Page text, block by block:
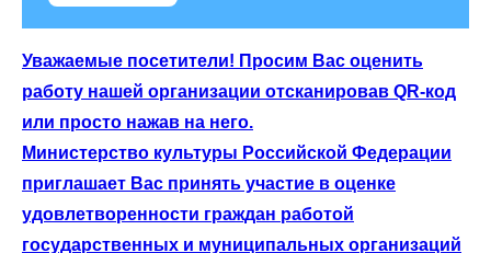
Уважаемые посетители! Просим Вас оценить
работу нашей организации отсканировав QR-код
или просто нажав на него.
Министерство культуры Российской Федерации
приглашает Вас принять участие в оценке
удовлетворенности граждан работой
государственных и муниципальных организаций